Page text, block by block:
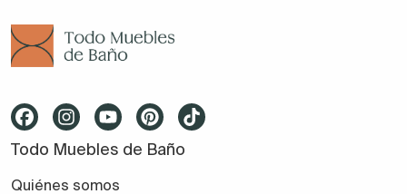
Todo Muebles de Baño
Quiénes somos